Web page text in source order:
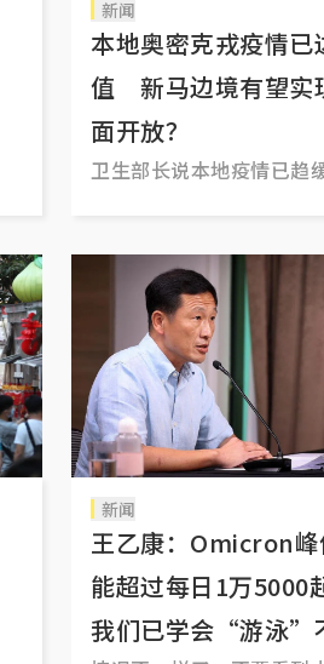
新闻
本地奥密克戎疫情已
值 新马边境有望实
面开放？
卫生部长说本地疫情已趋
新闻
王乙康：Omicron
能超过每日1万5000
我们已学会“游泳”